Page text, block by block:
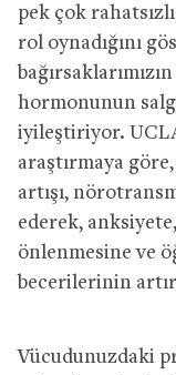
pek çok
rol oynadığını
hormonunun
iyileştiriyor.
araştırmaya
artışı,
ederek,
önlenmesine ve
becerilerinin
Vücudunuzdaki